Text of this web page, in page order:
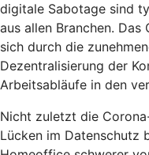
digitale Sabotage sind
aus allen Branchen.
sich durch die
Dezentralisierung der
Arbeitsabläufe in den
Nicht zuletzt die
Lücken im Datenschutz